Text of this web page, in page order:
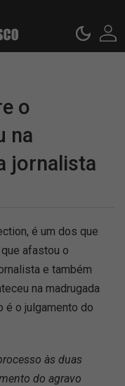
o
na
jornalista
é um dos que
afastou o
e também
na madrugada
é o julgamento do
às duas
do agravo